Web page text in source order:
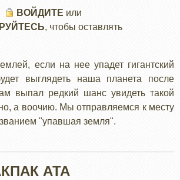
ВОЙДИТЕ или
, чтобы оставлять
если на нее упадет гигантский
выглядеть наша планета после
выпал редкий шанс увидеть такой
а воочию. Мы отправляемся к месту
"упавшая земля".
АТА